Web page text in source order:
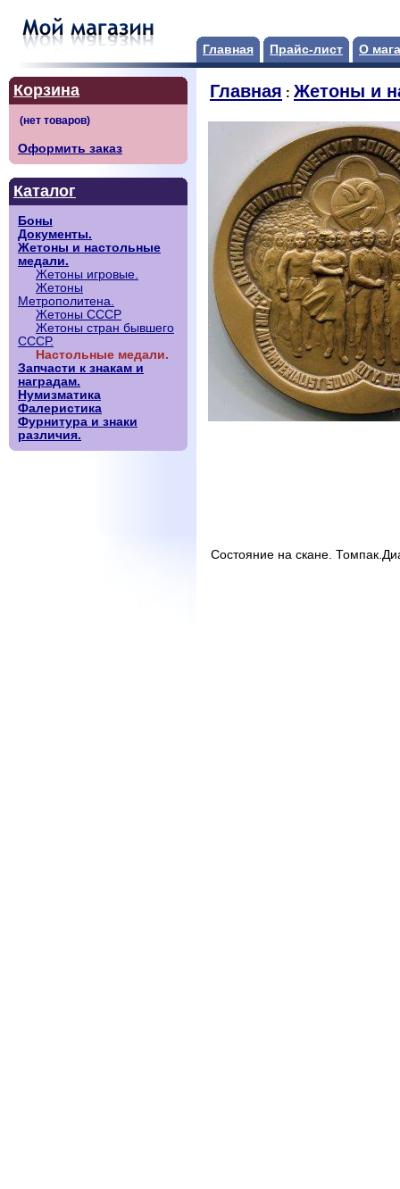
Главная Прайс-лист О
Корзина
Оформить заказ
Каталог
Боны
Документы.
Жетоны и настольные
медали.
Жетоны игровые.
Жетоны
Метрополитена.
Жетоны СССР
Жетоны стран бывшего
СССР.
Настольные медали.
Запчасти к знакам и
наградам.
Нумизматика
Фалеристика
Фурнитура и знаки
различия.
Главная : Жетоны и
Состояние на скане.